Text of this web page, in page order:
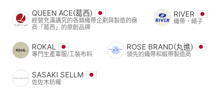
QUEEN ACE(葛西)
經營充滿講究的各類織帶企劃與製造的廠
商「葛西」的原創品牌
RIVER
織帶，繩子
ROKAL
專門生產軍服/工裝布料
ROSE BRAND(丸進)
領先的織帶和緞帶製造商
SASAKI SELLM
佐佐木紡織